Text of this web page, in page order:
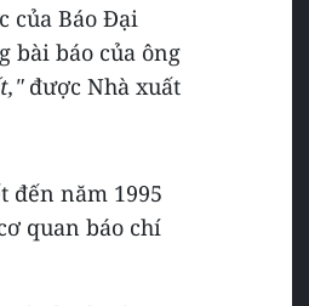
của Báo Đại
bài báo của ông
được Nhà xuất
đến năm 1995
quan báo chí